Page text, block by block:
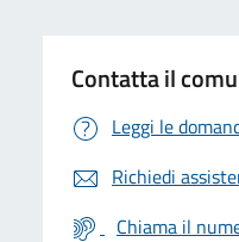
Contatta il
Leggi le
Richiedi
Chiama il